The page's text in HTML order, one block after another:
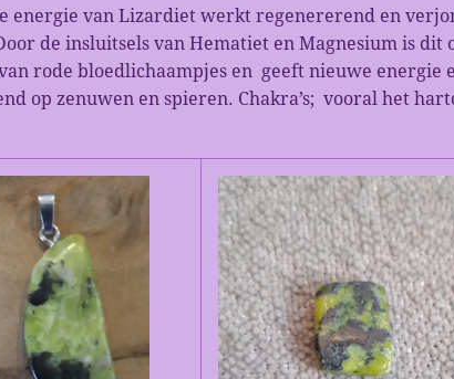
energie van Lizardiet werkt regenererend en
de insluitsels van Hematiet en Magnesium is
rode bloedlichaampjes en geeft nieuwe
op zenuwen en spieren. Chakra’s; vooral het